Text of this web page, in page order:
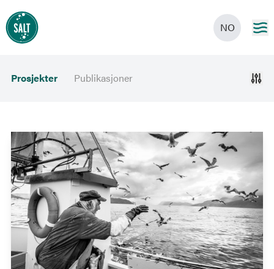
NO
Prosjekter Publikasjoner